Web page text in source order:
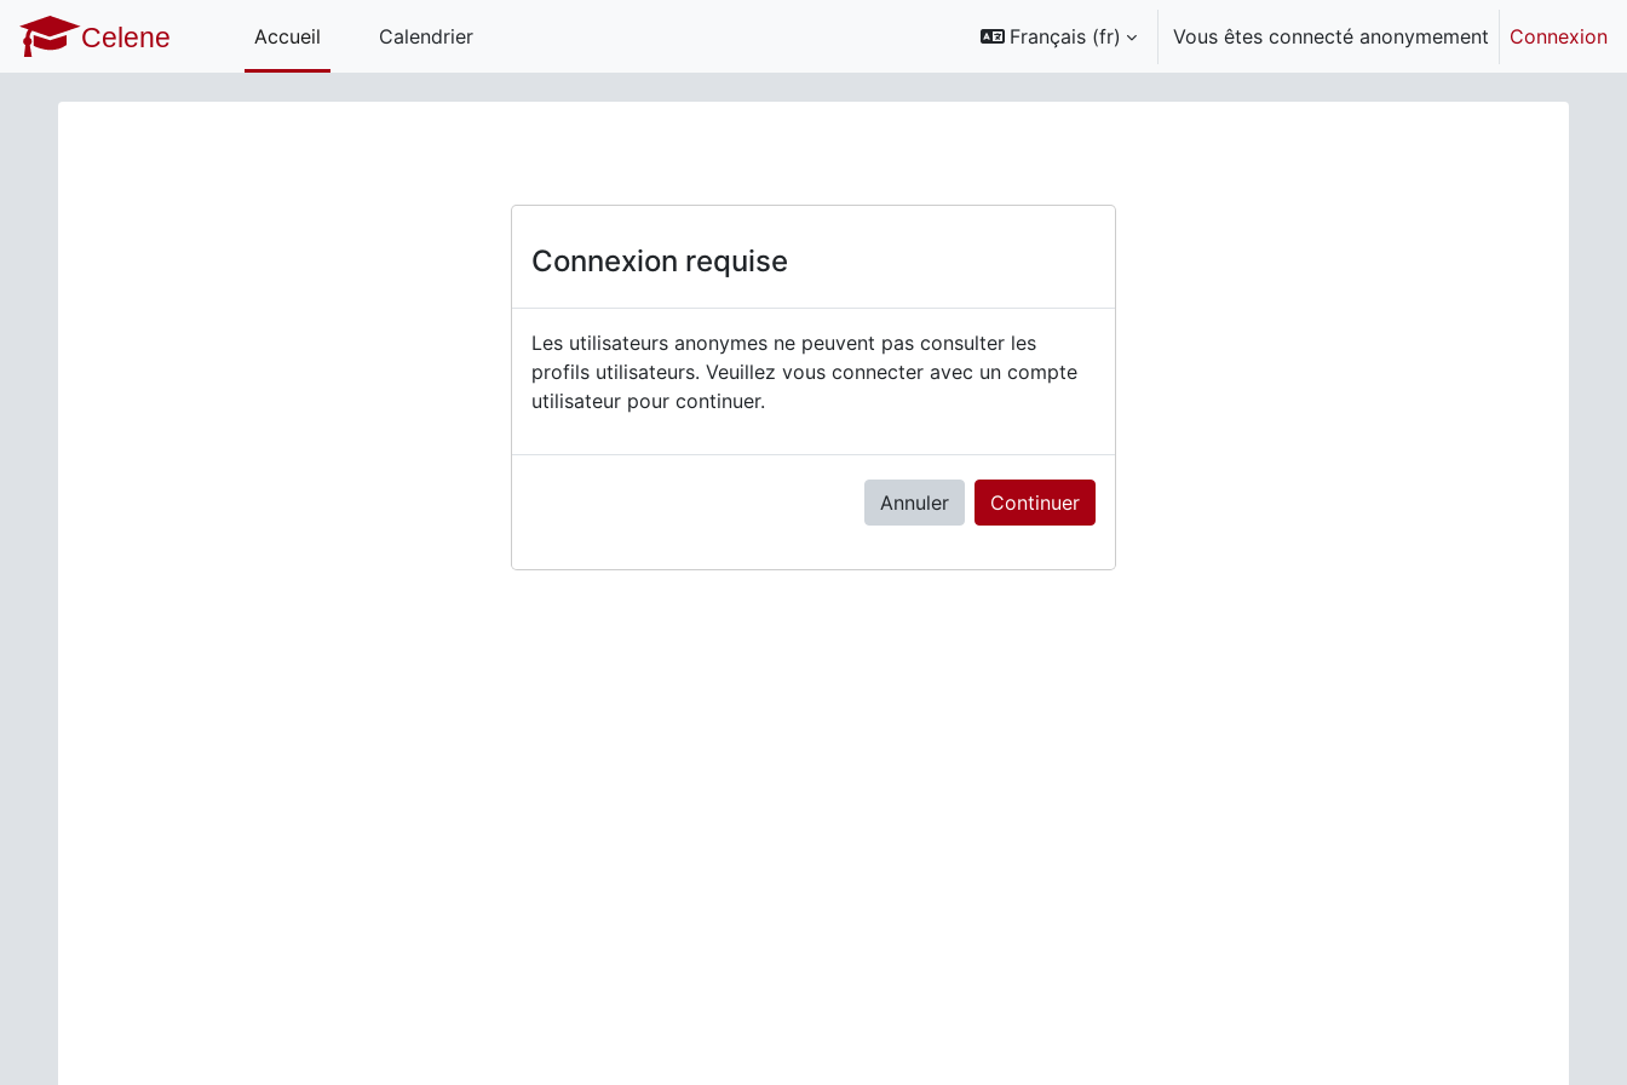
Passer au contenu principal
Celene Accueil Calendrier Français ‎(fr)‎ Vous êtes connecté anonymement Connexion
Connexion requise
Les utilisateurs anonymes ne peuvent pas consulter les
profils utilisateurs. Veuillez vous connecter avec un compte
utilisateur pour continuer.
Annuler Continuer